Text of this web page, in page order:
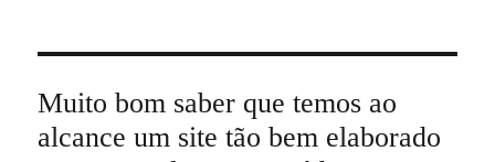
Muito bom saber que temos ao
alcance um site tão bem elaborado